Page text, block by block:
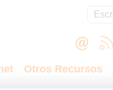
Otros Recursos